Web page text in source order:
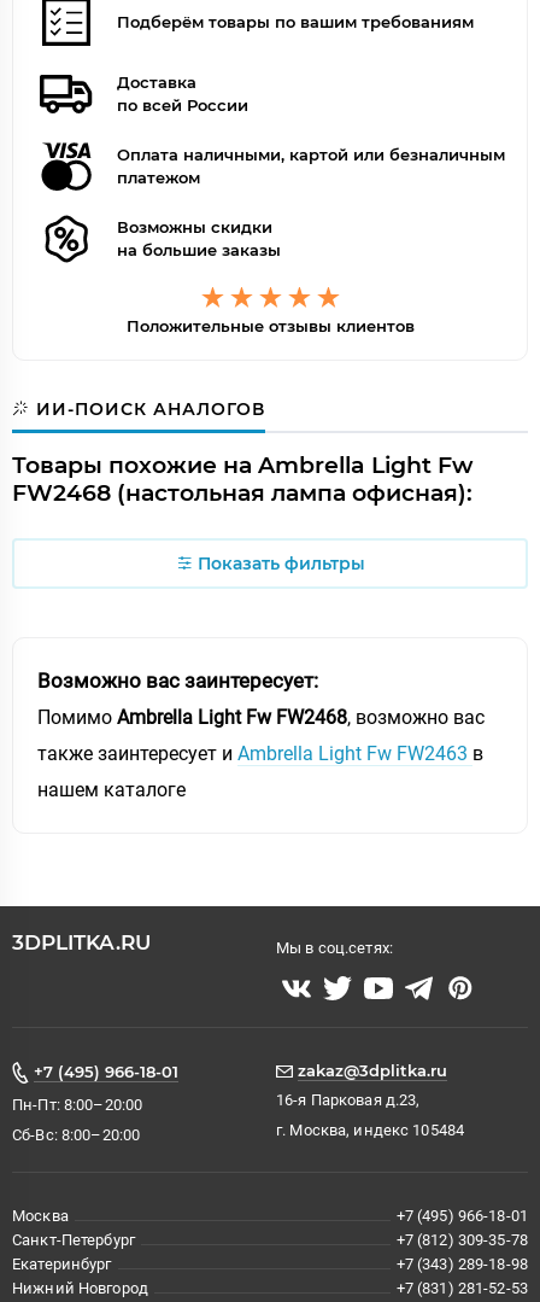
Подберём товары по вашим требованиям
Доставка
по всей России
Оплата наличными, картой или безналичным
платежом
Возможны скидки
на большие заказы
Положительные отзывы клиентов
ИИ-ПОИСК АНАЛОГОВ
Товары похожие на Ambrella Light Fw
FW2468 (настольная лампа офисная):
Показать фильтры
Возможно вас заинтересует:
Помимо Ambrella Light Fw FW2468, возможно вас
также заинтересует и Ambrella Light Fw FW2463 в
нашем каталоге
3DPLITKA.RU Мы в соц.сетях:
+7 (495) 966-18-01
Пн-Пт: 8:00–20:00
Сб-Вс: 8:00–20:00
zakaz@3dplitka.ru
16-я Парковая д.23,
г. Москва, индекс 105484
Москва
+7 (495) 966-18-01
Санкт-Петербург
+7 (812) 309-35-78
Екатеринбург
+7 (343) 289-18-98
Нижний Новгород
+7 (831) 281-52-53